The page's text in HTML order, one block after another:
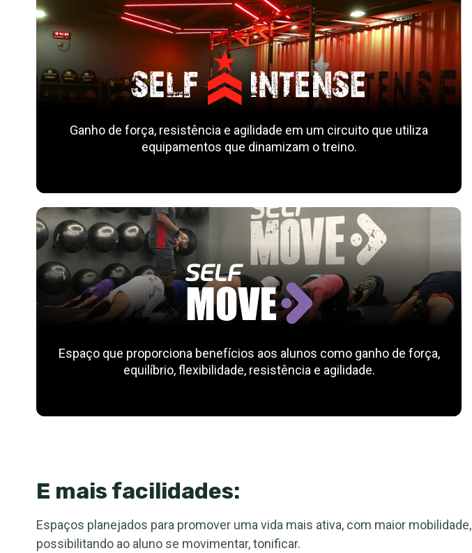
Ganho de força, resistência e agilidade em um circuito que utiliza
equipamentos que dinamizam o treino.
Espaço que proporciona benefícios aos alunos como ganho de força,
equilíbrio, flexibilidade, resistência e agilidade.
E mais facilidades:
Espaços planejados para promover uma vida mais ativa, com maior mobilidade,
possibilitando ao aluno se movimentar, tonificar.